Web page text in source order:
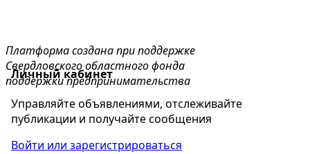
Личный кабинет
Управляйте объявлениями, отслеживайте
публикации и получайте сообщения
Войти или зарегистрироваться
Платформа создана при поддержке
Свердловского областного фонда
поддержки предпринимательства